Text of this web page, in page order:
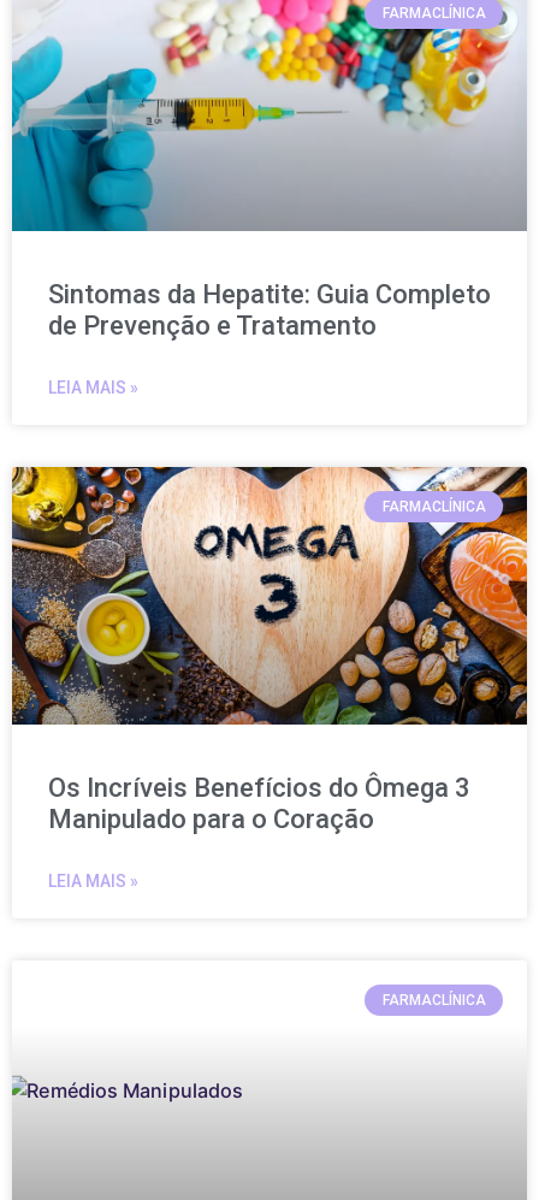
FARMACLÍNICA
Sintomas da Hepatite: Guia Completo
de Prevenção e Tratamento
LEIA MAIS »
FARMACLÍNICA
Os Incríveis Benefícios do Ômega 3
Manipulado para o Coração
LEIA MAIS »
FARMACLÍNICA